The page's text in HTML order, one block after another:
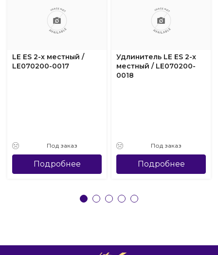
LE ES 2-х местный /
LE070200-0017
Под заказ
Подробнее
Удлинитель LE ES 2-х
местный / LE070200-
0018
Под заказ
Подробнее